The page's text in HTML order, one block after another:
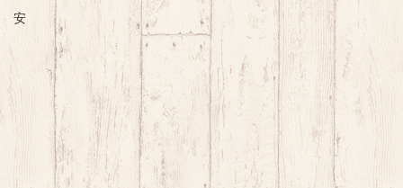
安